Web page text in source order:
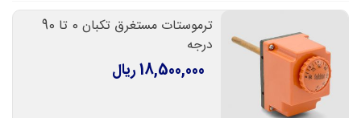
ترموستات مستغرق تکبان 0 تا 90
درجه
18,500,000 ریال